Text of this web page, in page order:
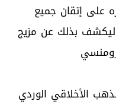
على إتقان جميع
ليكشف بذلك عن مزيج
الأخلاقي الوردي